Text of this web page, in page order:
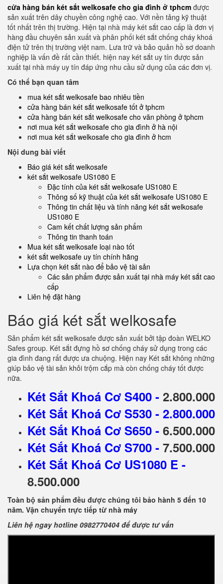
cửa hàng bán két sắt welkosafe cho gia đình ở tphcm được
sản xuất trên dây chuyền công nghệ cao. Với nền tảng kỹ thuật
tốt nhất trên thị trường. Hiện tại nhà máy két sắt cao cấp là đơn vị
hàng đầu chuyên sản xuất và phân phối két sắt chống cháy khoá
điện tử trên thị trường việt nam. Lưa trữ và bảo quản hồ sơ doanh
nghiệp là vấn đề rất cần thiết. hiện nay két sắt uy tín được sản
xuất tại nhà máy uy tín đáp ứng nhu cầu sử dụng của các đơn vị.
Có thể bạn quan tâm
mua két sắt welkosafe bao nhiêu tiền
cửa hàng bán két sắt welkosafe tốt ở tphcm
cửa hàng bán két sắt welkosafe cho văn phòng ở tphcm
nơi mua két sắt welkosafe cho gia đình ở hà nội
nơi mua két sắt welkosafe cho gia đình ở hcm
Nội dung bài viết
Báo giá két sắt welkosafe
két sắt welkosafe US1080 E
Đặc tính của két sắt welkosafe US1080 E
Thông số kỹ thuật của két sắt welkosafe US1080 E
Thông tin chất liệu và tính năng két sắt welkosafe
US1080 E
Cam kết chất lượng sản phẩm
Thông tin thanh toán
Mua két sắt welkosafe loại nào tốt
két sắt welkosafe uy tín chính hãng
Lựa chọn két sắt nào để bảo vệ tài sản
Các sản phẩm được sản xuất tại nhà máy két sắt cao
cấp
Liên hệ đặt hàng
Báo giá két sắt welkosafe
Sản phẩm két sắt welkosafe được sản xuất bởi tập đoàn WELKO
Safes group. Két sắt đựng hồ sơ chống cháy sử dụng trong các
gia đình đang rất được ưa chuộng. Hiện nay Két sắt không những
giúp bảo vệ tài sản khỏi trộm cắp mà còn chống cháy tốt được
nữa.
Két Sắt Khoá Cơ S400 - 2.800.000
Két Sắt Khoá Cơ S530 - 2.800.000
Két Sắt Khoá Cơ S650 - 6.500.000
Két Sắt Khoá Cơ S700 - 7.500.000
Két Sắt Khoá Cơ US1080 E -
8.500.000
Toàn bộ sản phẩm đều được chúng tôi bảo hành 5 đến 10
năm. Vận chuyển trực tiếp từ nhà máy
Liên hệ ngay hotline 0982770404 để được tư vấn